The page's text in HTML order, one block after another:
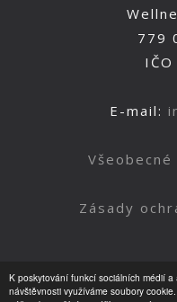
K poskytování funkcí sociálních médií a
návštěvnosti využíváme soubory
779
E-mail:
Zásady